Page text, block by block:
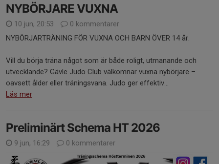
NYBÖRJARE VUXNA
10 jun, 20:53
0 kommentarer
NYBÖRJARTRÄNING FÖR VUXNA OCH BARN ÖVER 14 år.
Vill du börja träna något som är både roligt, utmanande och
utvecklande? Gävle Judo Club välkomnar vuxna nybörjare –
oavsett ålder eller träningsvana. Judo ger effektiv...
Läs mer
Preliminärt Schema HT 2026
9 jun, 16:29 0 kommentarer